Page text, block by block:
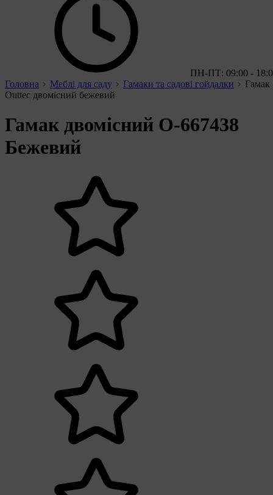
ПН-ПТ: 09:00 -
Головна
Меблі для саду Гамаки та садові гойдалки
Гамак
Outtec двомісний бежевий
Гамак двомісний O-667438
Бежевий